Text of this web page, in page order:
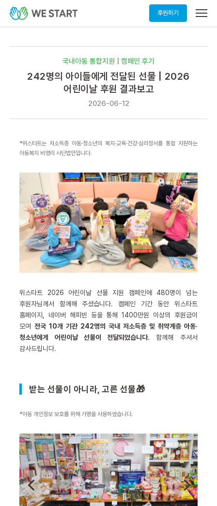
후원하기
메
열
국내아동 통합지원 | 캠페인 후기
242명의 아이들에게 전달된 선물 | 2026
어린이날 후원 결과보고
2026-06-12
*위스타트는 저소득층 아동·청소년의 복지·교육·건강·심리정서를 통합 지원하는
아동복지 비영리 사단법인입니다.
위스타트 2026 어린이날 선물 지원 캠페인에 480명이 넘는
후원자님께서 함께해 주셨습니다. 캠페인 기간 동안 위스타트
홈페이지, 네이버 해피빈 등을 통해 1400만원 이상의 후원금이
모여전국 10개 기관 242명의 국내 저소득층 및 취약계층 아동·
청소년에게 어린이날 선물이 전달되었습니다. 함께해 주셔서
감사드립니다.
받는 선물이 아니라, 고른 선물🎁
*아동 개인정보 보호를 위해 가명을 사용하였습니다.